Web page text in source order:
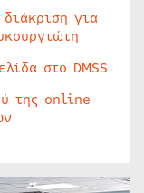
για
στο DMSS
της online